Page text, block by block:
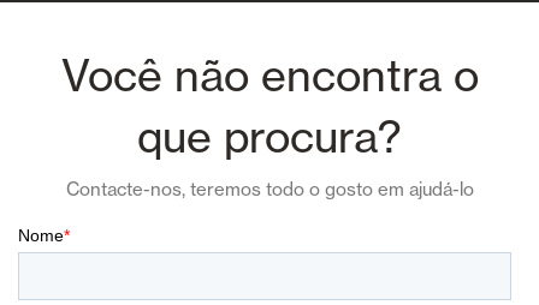
Você não encontra o
que procura?
Contacte-nos, teremos todo o gosto em ajudá-lo